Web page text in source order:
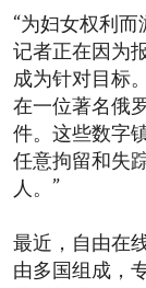
“为妇女权利而
记者正在因为
成为针对目标
在一位著名俄
件。这些数字
任意拘留和失
人。”
最近，自由在
由多国组成，